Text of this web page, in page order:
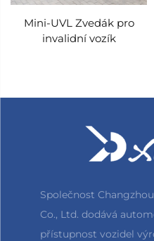
Mini-UVL Zvedák pro
invalidní vozík
Společnost
Co., Ltd. dodává
přístupnost vozidel